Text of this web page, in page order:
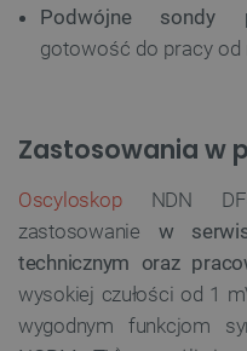
Podwójne sondy
gotowość do pracy od
Zastosowania w
OscyloskopNDN
zastosowanie w
technicznym oraz
wysokiej czułości od 1
wygodnym funkcjom